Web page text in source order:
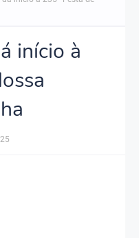
início à